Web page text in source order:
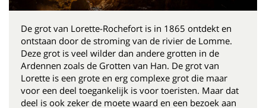
De grot van Lorette-Rochefort is in 1865 ontdekt en
ontstaan door de stroming van de rivier de Lomme.
Deze grot is veel wilder dan andere grotten in de
Ardennen zoals de Grotten van Han. De grot van
Lorette is een grote en erg complexe grot die maar
voor een deel toegankelijk is voor toeristen. Maar dat
deel is ook zeker de moete waard en een bezoek aan